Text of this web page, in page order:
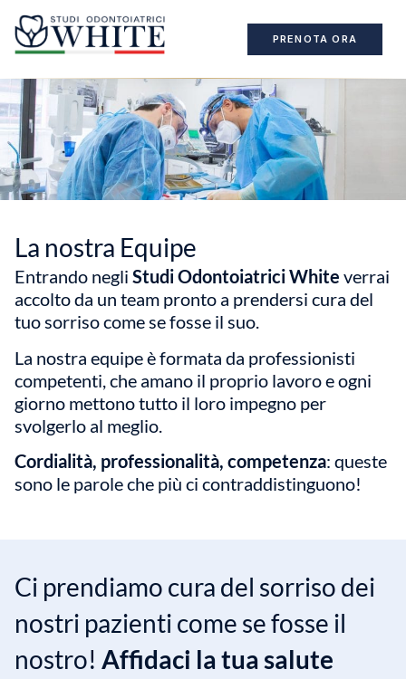
PRENOTA ORA
La nostra Equipe
Entrando negli Studi Odontoiatrici White verrai
accolto da un team pronto a prendersi cura del
tuo sorriso come se fosse il suo.
La nostra equipe è formata da professionisti
competenti, che amano il proprio lavoro e ogni
giorno mettono tutto il loro impegno per
svolgerlo al meglio.
Cordialità, professionalità, competenza: queste
sono le parole che più ci contraddistinguono!
Ci prendiamo cura del sorriso dei
nostri pazienti come se fosse il
nostro! Affidaci la tua salute